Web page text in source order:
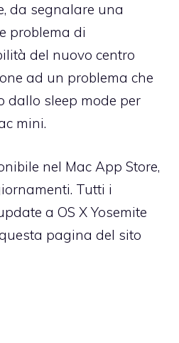
da segnalare una
problema di
del nuovo centro
ad un problema che
dallo sleep mode per
mini.
nel Mac App Store,
Tutti i
a OS X Yosemite
pagina del sito